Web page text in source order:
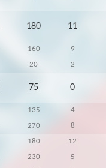
180 11
160 9
20 2
75 0
135 4
270 8
180 12
230 5